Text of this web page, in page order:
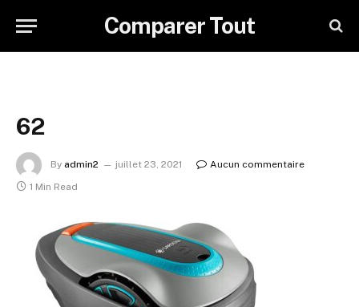
Comparer Tout
62
By admin2 juillet 23, 2021
Aucun commentaire
1 Min Read